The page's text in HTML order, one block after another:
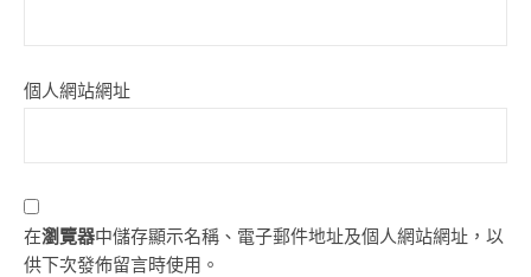
個人網站網址
在瀏覽器中儲存顯示名稱、電子郵件地址及個人網站網址，以
供下次發佈留言時使用。